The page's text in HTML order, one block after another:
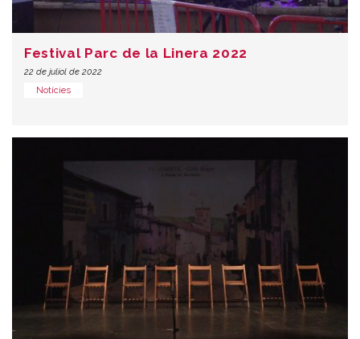
Festival Parc de la Linera 2022
22 de juliol de 2022
Notícies